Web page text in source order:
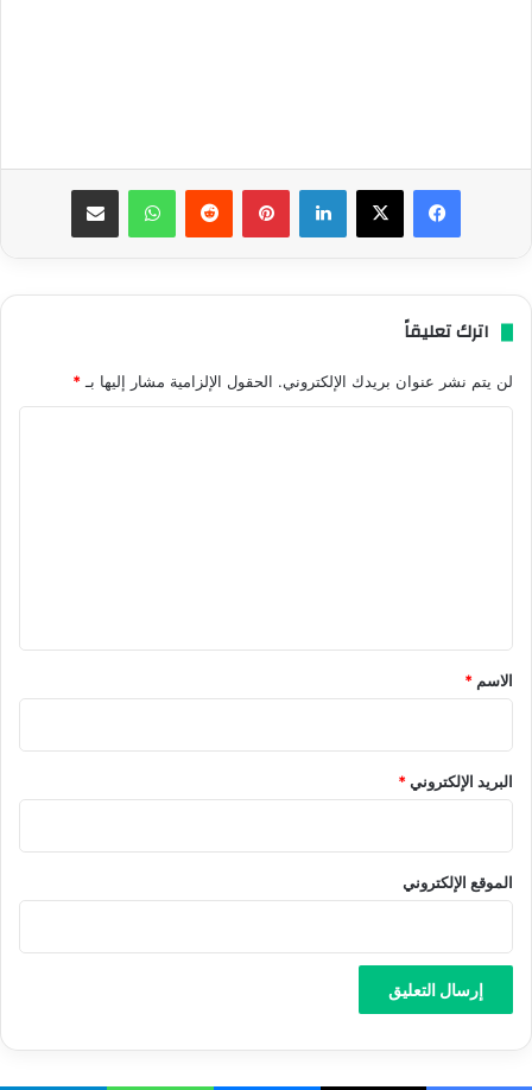
فيسبوك ‫X لينكدإن بينتيريست واتساب مشاركة عبر البريد
اترك تعليقاً
لن يتم نشر عنوان بريدك الإلكتروني. الحقول الإلزامية مشار إليها بـ*
*
الاسم *
البريد الإلكتروني*
الموقع الإلكتروني